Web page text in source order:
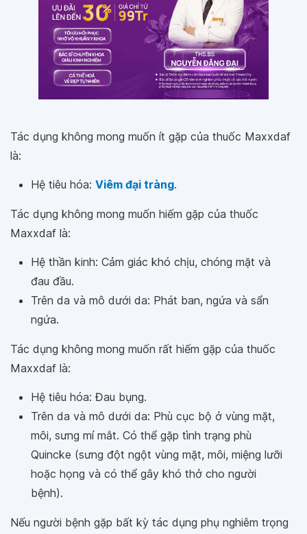
Tác dụng không mong muốn ít gặp của thuốc Maxxdaf
là:
Hệ tiêu hóa: Viêm đại tràng.
Tác dụng không mong muốn hiếm gặp của thuốc
Maxxdaf là:
Hệ thần kinh: Cảm giác khó chịu, chóng mặt và
đau đầu.
Trên da và mô dưới da: Phát ban, ngứa và sẩn
ngứa.
Tác dụng không mong muốn rất hiếm gặp của thuốc
Maxxdaf là:
Hệ tiêu hóa: Đau bụng.
Trên da và mô dưới da: Phù cục bộ ở vùng mặt,
môi, sưng mí mắt. Có thể gặp tình trạng phù
Quincke (sưng đột ngột vùng mặt, môi, miệng lưỡi
hoặc họng và có thể gây khó thở cho người
bệnh).
Nếu người bệnh gặp bất kỳ tác dụng phụ nghiêm trọng